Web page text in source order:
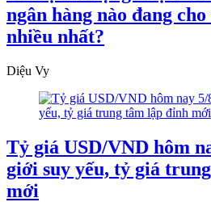
ngân hàng nào đang
nhiều nhất?
Diệu Vy
Tỷ giá USD/VND hôm
giới suy yếu, tỷ giá
mới